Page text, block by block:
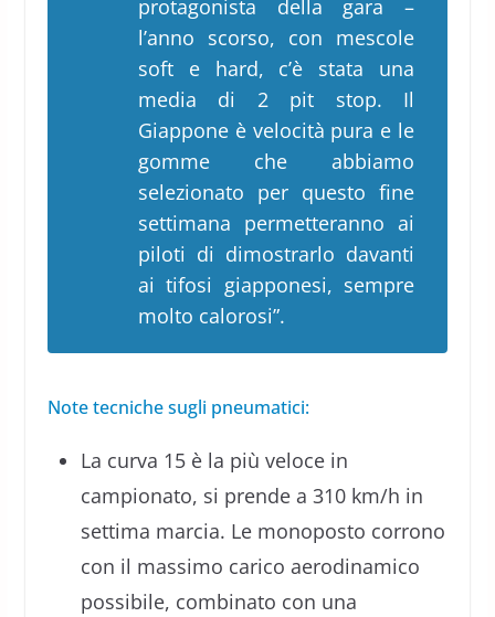
protagonista della gara –
l’anno scorso, con mescole
soft e hard, c’è stata una
media di 2 pit stop. Il
Giappone è velocità pura e le
gomme che abbiamo
selezionato per questo fine
settimana permetteranno ai
piloti di dimostrarlo davanti
ai tifosi giapponesi, sempre
molto calorosi”.
Note tecniche sugli pneumatici:
La curva 15 è la più veloce in
campionato, si prende a 310 km/h in
settima marcia. Le monoposto corrono
con il massimo carico aerodinamico
possibile, combinato con una